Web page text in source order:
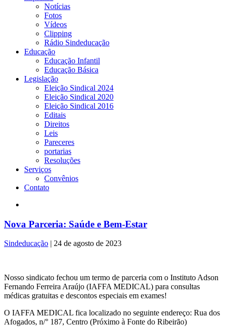
Notícias
Fotos
Vídeos
Clipping
Rádio Sindeducação
Educação
Educação Infantil
Educação Básica
Legislação
Eleição Sindical 2024
Eleição Sindical 2020
Eleição Sindical 2016
Editais
Direitos
Leis
Pareceres
portarias
Resoluções
Serviços
Convênios
Contato
Nova Parceria: Saúde e Bem-Estar
Sindeducação | 24 de agosto de 2023
Nosso sindicato fechou um termo de parceria com o Instituto Adson
Fernando Ferreira Araújo (IAFFA MEDICAL) para consultas
médicas gratuitas e descontos especiais em exames!
O IAFFA MEDICAL fica localizado no seguinte endereço: Rua dos
Afogados, n/° 187, Centro (Próximo à Fonte do Ribeirão)